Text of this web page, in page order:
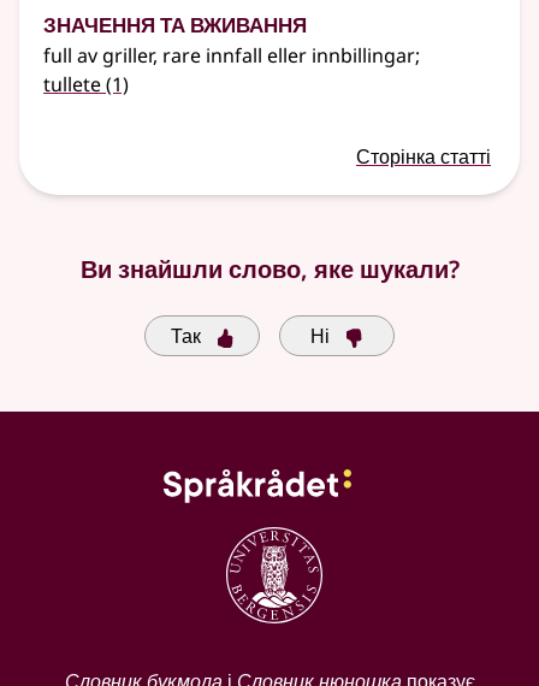
Значення та вживання
full av griller, rare innfall eller innbillingar;
tullete(1)
Сторінка статті
Ви знайшли слово, яке шукали?
Так Ні